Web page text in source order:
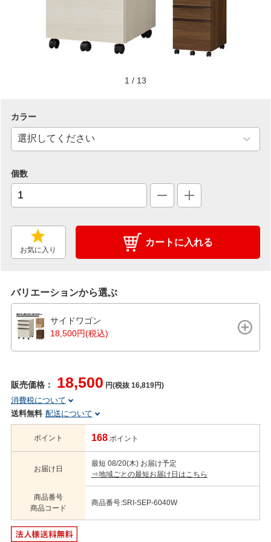
1 / 13
カラー
個数
お気に入り
カートに入れる
バリエーションから選ぶ
サイドワゴン
18,500円(税込)
販売価格： 18,500 円(税抜 16,819円)
消費税について
送料無料 配送について
ポイント 168 ポイント
お届け日
最短 08/20(木) お届け予定
⇒地域ごとの最短お届け日はこちら
商品番号
商品コード
商品番号:SRI-SEP-6040W